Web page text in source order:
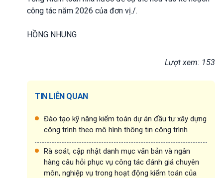
công tác năm 2026 của đơn vị./.
HỒNG NHUNG
Lượt xem: 153
TIN LIÊN QUAN
Đào tạo kỹ năng kiểm toán dự án đầu tư xây dựng
công trình theo mô hình thông tin công trình
Rà soát, cập nhật danh mục văn bản và ngân
hàng câu hỏi phục vụ công tác đánh giá chuyên
môn, nghiệp vụ trong hoạt động kiểm toán của